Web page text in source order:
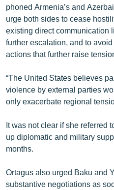
Հայերեն
English
Русский
ՀԵՏԵՎԵՔ ՄԵԶ
«Ազատության» բոլոր
phoned Armenia’s and
urge both sides to cease
existing direct communication
further escalation, and to
actions that further raise
“The United States believes
violence by external parties
only exacerbate regional
It was not clear if she referred
up diplomatic and military
months.
Ortagus also urged Baku and
substantive negotiations as